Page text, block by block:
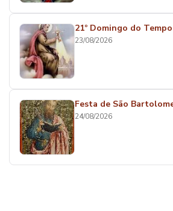
21º Domingo do
23/08/2026
Festa de São
24/08/2026